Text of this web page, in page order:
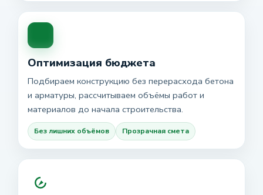
Оптимизация бюджета
Подбираем конструкцию без перерасхода бетона
и арматуры, рассчитываем объёмы работ и
материалов до начала строительства.
Без лишних объёмов Прозрачная смета